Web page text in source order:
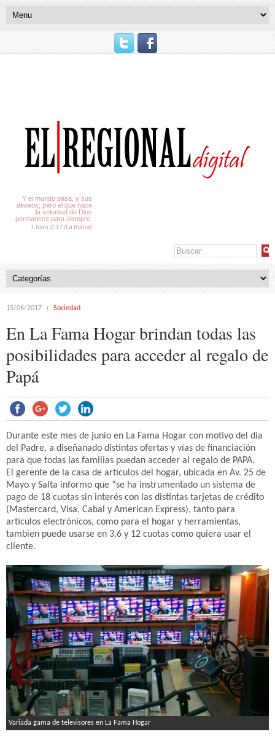
Y el mundo pasa, y sus
deseos; pero el que hace
la voluntad de Dios
permanece para siempre.
1 Juan 2:17 (La Biblia)
15/06/2017 Sociedad
En La Fama Hogar brindan todas las
posibilidades para acceder al regalo de
Papá
Durante este mes de junio en La Fama Hogar con motivo del dia
del Padre, a diseñanado distintas ofertas y vías de financiación
para que todas las familias puedan acceder al regalo de PAPA.
El gerente de la casa de artículos del hogar, ubicada en Av. 25 de
Mayo y Salta informo que “se ha instrumentado un sistema de
pago de 18 cuotas sin interés con las distintas tarjetas de crédito
(Mastercard, Visa, Cabal y American Express), tanto para
artículos electrónicos, como para el hogar y herramientas,
tambien puede usarse en 3,6 y 12 cuotas como quiera usar el
cliente.
Variada gama de televisores en La Fama Hogar